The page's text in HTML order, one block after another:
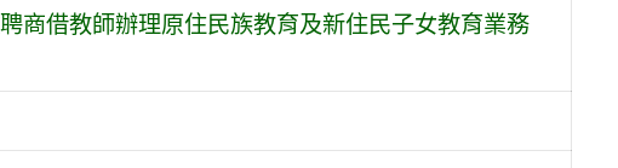
商借教師辦理原住民族教育及新住民子女教育業務